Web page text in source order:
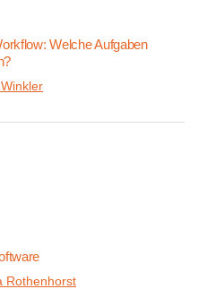
Welche Aufgaben
Rothenhorst